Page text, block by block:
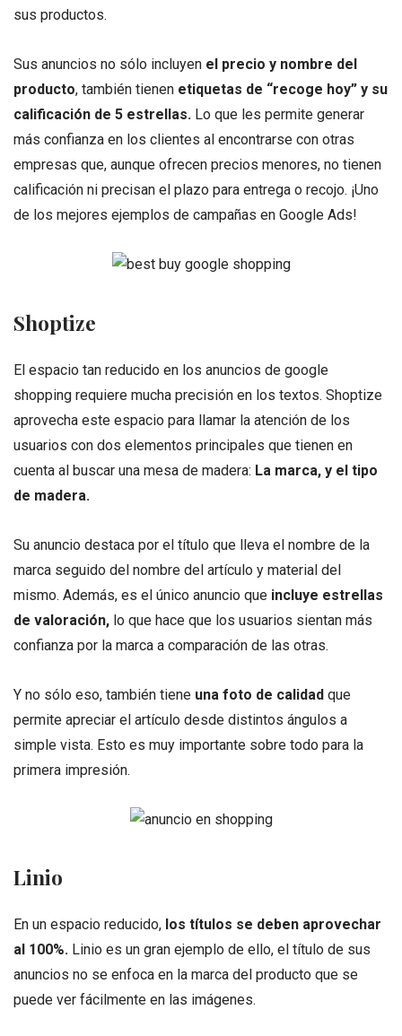
sus productos.
Sus anuncios no sólo incluyen el precio y nombre del
producto, también tienen etiquetas de “recoge hoy” y su
calificación de 5 estrellas. Lo que les permite generar
más confianza en los clientes al encontrarse con otras
empresas que, aunque ofrecen precios menores, no tienen
calificación ni precisan el plazo para entrega o recojo. ¡Uno
de los mejores ejemplos de campañas en Google Ads!
Shoptize
El espacio tan reducido en los anuncios de google
shopping requiere mucha precisión en los textos. Shoptize
aprovecha este espacio para llamar la atención de los
usuarios con dos elementos principales que tienen en
cuenta al buscar una mesa de madera: La marca, y el tipo
de madera.
Su anuncio destaca por el título que lleva el nombre de la
marca seguido del nombre del artículo y material del
mismo. Además, es el único anuncio que incluye estrellas
de valoración, lo que hace que los usuarios sientan más
confianza por la marca a comparación de las otras.
Y no sólo eso, también tiene una foto de calidad que
permite apreciar el artículo desde distintos ángulos a
simple vista. Esto es muy importante sobre todo para la
primera impresión.
Linio
En un espacio reducido, los títulos se deben aprovechar
al 100%. Linio es un gran ejemplo de ello, el título de sus
anuncios no se enfoca en la marca del producto que se
puede ver fácilmente en las imágenes.